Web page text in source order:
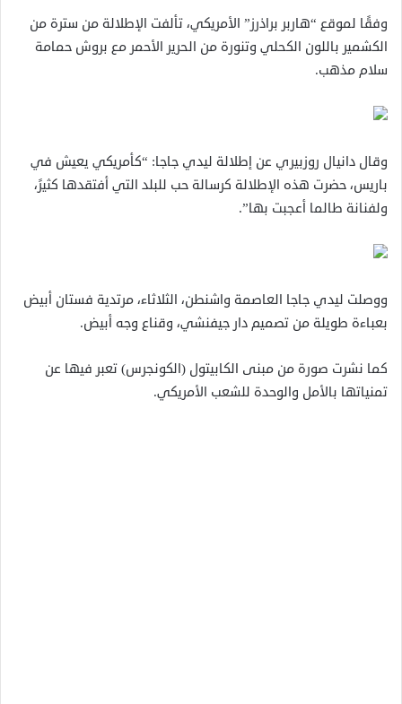
وفقًا لموقع “هاربر براذرز” الأمريكي، تألفت الإطلالة من سترة من
الكشمير باللون الكحلي وتنورة من الحرير الأحمر مع بروش حمامة
سلام مذهب.
وقال دانيال روزبيري عن إطلالة ليدي جاجا: “كأمريكي يعيش في
باريس، حضرت هذه الإطلالة كرسالة حب للبلد التي أفتقدها كثيرً،
ولفنانة طالما أعجبت بها”.
ووصلت ليدي جاجا العاصمة واشنطن، الثلاثاء، مرتدية فستان أبيض
بعباءة طويلة من تصميم دار جيفنشي، وقناع وجه أبيض.
كما نشرت صورة من مبنى الكابيتول (الكونجرس) تعبر فيها عن
تمنياتها بالأمل والوحدة للشعب الأمريكي.